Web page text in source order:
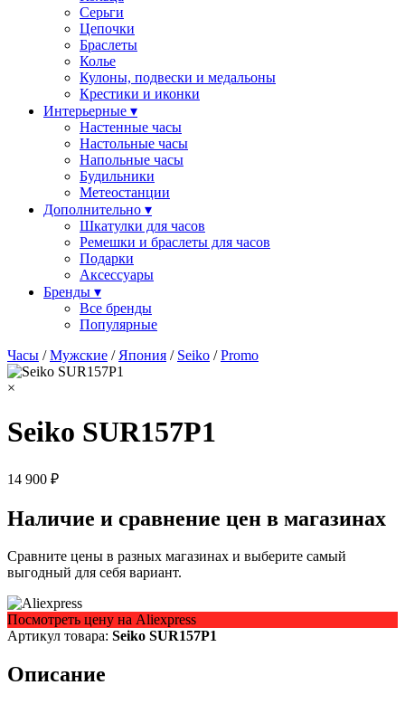
Серьги
Цепочки
Браслеты
Колье
Кулоны, подвески и медальоны
Крестики и иконки
Интерьерные ▾
Настенные часы
Настольные часы
Напольные часы
Будильники
Метеостанции
Дополнительно ▾
Шкатулки для часов
Ремешки и браслеты для часов
Подарки
Аксессуары
Бренды ▾
Все бренды
Популярные
Часы /Мужские / Япония / Seiko /Promo
×
Seiko SUR157P1
14 900 ₽
Наличие и сравнение цен в магазинах
Сравните цены в разных магазинах и выберите самый
выгодный для себя вариант.
Посмотреть цену на Aliexpress
Артикул товара: Seiko SUR157P1
Описание